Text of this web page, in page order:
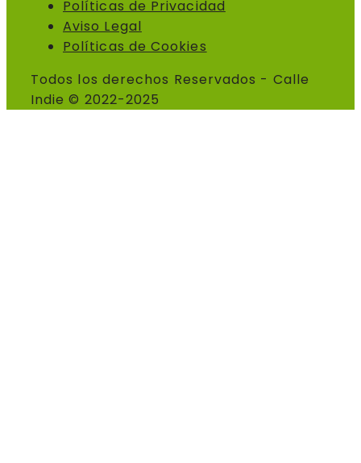
Políticas de Privacidad
Aviso Legal
Políticas de Cookies
Todos los derechos Reservados - Calle
Indie © 2022-2025